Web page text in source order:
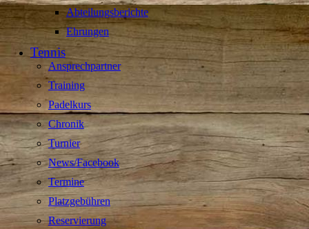
Abteilungsberichte
Ehrungen
Tennis
Ansprechpartner
Training
Padelkurs
Chronik
Turnier
News/Facebook
Termine
Platzgebühren
Reservierung